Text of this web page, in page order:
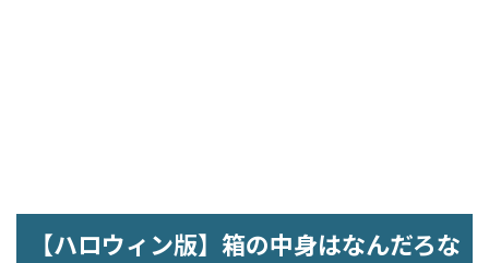
【ハロウィン版】箱の中身はなんだろな